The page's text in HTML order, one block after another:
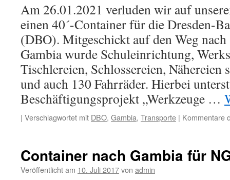
Am 26.01.2021 verluden wir auf
einen 40´-Container für die Dresden-
(DBO). Mitgeschickt auf den Weg
Gambia wurde Schuleinrichtung,
Tischlereien, Schlossereien, Nähereien
und auch 130 Fahrräder. Hierbei
Beschäftigungsprojekt „Werkzeuge …
| Verschlagwortet mit DBO, Gambia, Transporte | Kommentare
Container nach Gambia für
Veröffentlicht am 10. Juli 2017von admin